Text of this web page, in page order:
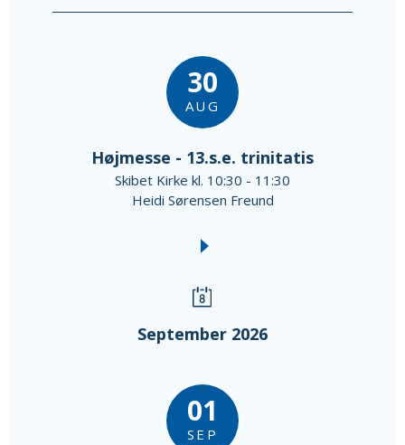
30
AUG
Højmesse - 13.s.e. trinitatis
Skibet Kirke kl. 10:30 - 11:30
Heidi Sørensen Freund
September 2026
01
SEP